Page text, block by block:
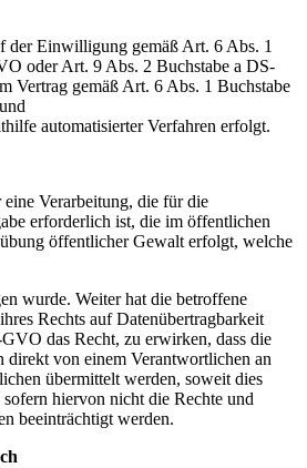
der Einwilligung gemäß Art. 6 Abs. 1
oder Art. 9 Abs. 2 Buchstabe a DS-
Vertrag gemäß Art. 6 Abs. 1 Buchstabe
automatisierter Verfahren erfolgt.
Verarbeitung, die für die
erforderlich ist, die im öffentlichen
öffentlicher Gewalt erfolgt, welche
wurde. Weiter hat die betroffene
Rechts auf Datenübertragbarkeit
das Recht, zu erwirken, dass die
direkt von einem Verantwortlichen an
übermittelt werden, soweit dies
hiervon nicht die Rechte und
beeinträchtigt werden.